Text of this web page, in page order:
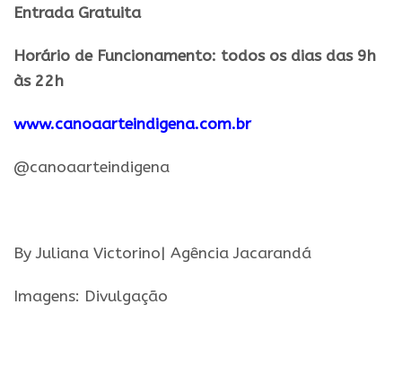
Entrada Gratuita
Horário de Funcionamento: todos os dias das 9h
às 22h
www.canoaarteindigena.com.br
@canoaarteindigena
By Juliana Victorino| Agência Jacarandá
Imagens: Divulgação